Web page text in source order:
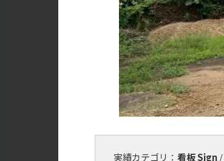
実績カテゴリ： 看板 Sign/